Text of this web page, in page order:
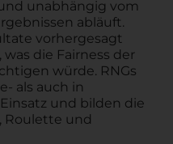
unabhängig vom
abläuft.
vorhergesagt
die Fairness der
würde. RNGs
als auch in
und bilden die
Roulette und